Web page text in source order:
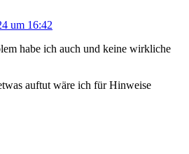
um 16:42
habe ich auch und keine wirkliche
auftut wäre ich für Hinweise